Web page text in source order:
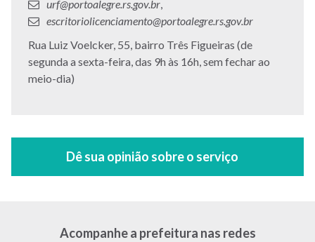
E-
mail:
urf@portoalegre.rs.gov.br,
mail:
escritoriolicenciamento@portoalegre.rs.gov.br
Endereço:
Rua Luiz Voelcker, 55, bairro Três Figueiras (de
segunda a sexta-feira, das 9h às 16h, sem fechar ao
meio-dia)
Acompanhe a prefeitura nas redes